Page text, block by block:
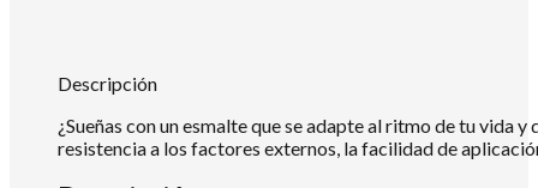
Descripción
¿Sueñas con un esmalte que se adapte al ritmo de tu vida
resistencia a los factores externos, la facilidad de